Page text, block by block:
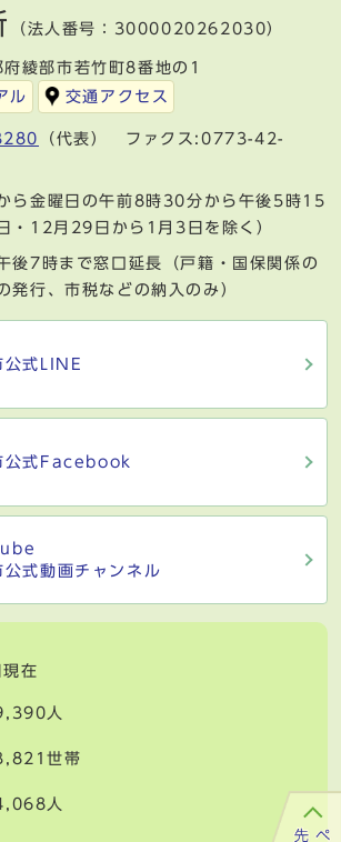
（法人番号：3000020262030）
綾部市若竹町8番地の1
ル
交通アクセス
（代表） ファクス:0773-42-
ら金曜日の午前8時30分から午後5時15
・12月29日から1月3日を除く）
後7時まで窓口延長（戸籍・国保関係の
発行、市税などの納入のみ）
公式LINE
公式Facebook
公式動画チャンネル
在
人
世帯
人